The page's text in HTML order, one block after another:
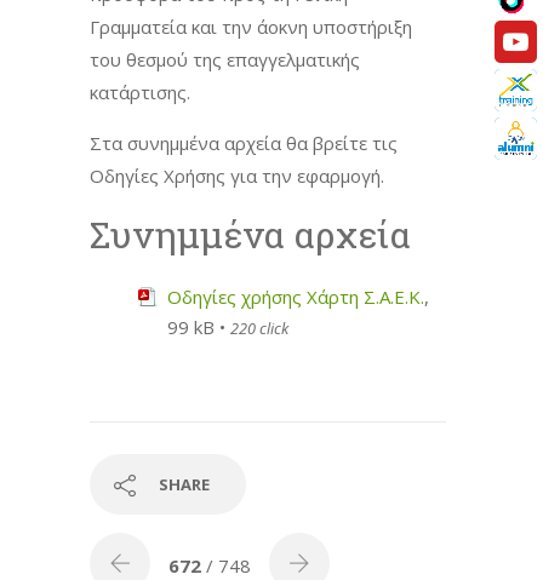
Γραμματεία και την άοκνη υποστήριξη
του θεσμού της επαγγελματικής
κατάρτισης.
Στα συνημμένα αρχεία θα βρείτε τις
Οδηγίες Χρήσης για την εφαρμογή.
Συνημμένα αρχεία
Oδηγίες χρήσης Χάρτη Σ.Α.Ε.Κ.,
99 kB • 220 click
SHARE
672 / 748